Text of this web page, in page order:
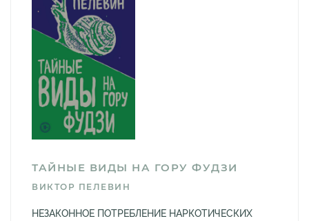
ТАЙНЫЕ ВИДЫ НА ГОРУ ФУДЗИ
ВИКТОР ПЕЛЕВИН
НЕЗАКОННОЕ ПОТРЕБЛЕНИЕ НАРКОТИЧЕСКИХ